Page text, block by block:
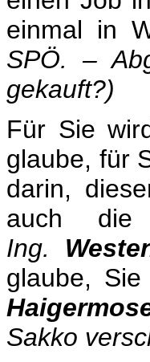
einmal in
SPÖ. –
gekauft?)
Für Sie
glaube, für
darin,
auch
Ing.
glaube,
Sakko